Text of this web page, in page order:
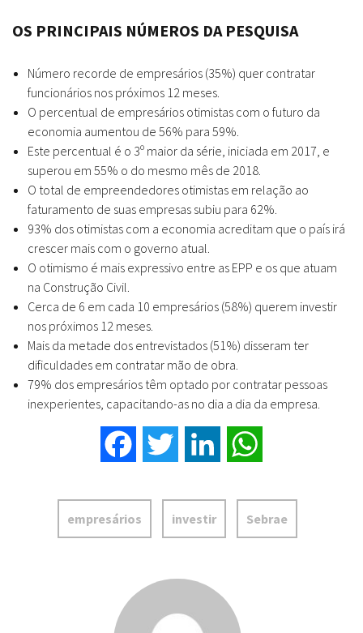
OS PRINCIPAIS NÚMEROS DA PESQUISA
Número recorde de empresários (35%) quer contratar
funcionários nos próximos 12 meses.
O percentual de empresários otimistas com o futuro da
economia aumentou de 56% para 59%.
Este percentual é o 3º maior da série, iniciada em 2017, e
superou em 55% o do mesmo mês de 2018.
O total de empreendedores otimistas em relação ao
faturamento de suas empresas subiu para 62%.
93% dos otimistas com a economia acreditam que o país irá
crescer mais com o governo atual.
O otimismo é mais expressivo entre as EPP e os que atuam
na Construção Civil.
Cerca de 6 em cada 10 empresários (58%) querem investir
nos próximos 12 meses.
Mais da metade dos entrevistados (51%) disseram ter
dificuldades em contratar mão de obra.
79% dos empresários têm optado por contratar pessoas
inexperientes, capacitando-as no dia a dia da empresa.
Facebook Twitter LinkedIn
empresários investir Sebrae